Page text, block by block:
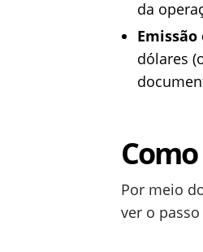
da
dólares
Por meio
ver o